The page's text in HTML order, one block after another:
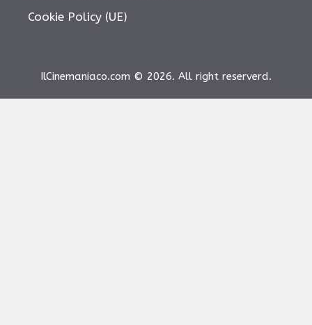
Cookie Policy (UE)
IlCinemaniaco.com © 2026. All right reserverd.